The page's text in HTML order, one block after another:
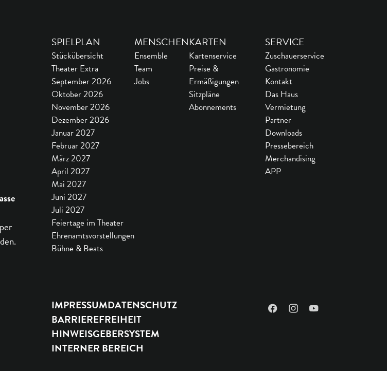
SPIELPLAN
Stückübersicht
Theater Extra
September 2026
Oktober 2026
November 2026
Dezember 2026
Januar 2027
Februar 2027
März 2027
April 2027
Mai 2027
Juni 2027
Juli 2027
Feiertage im Theater
Ehrenamtsvorstellungen
Bühne & Beats
MENSCHEN
Ensemble
Team
Jobs
KARTEN
Kartenservice
Preise &
Ermäßigungen
Sitzpläne
Abonnements
SERVICE
Zuschauerservice
Gastronomie
Kontakt
Das Haus
Vermietung
Partner
Downloads
Pressebereich
Merchandising
APP
IMPRESSUMDATENSCHUTZ
BARRIEREFREIHEIT
HINWEISGEBERSYSTEM
INTERNER BEREICH
FacebookInstagramYouTube